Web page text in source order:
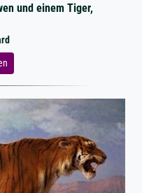
und einem Tiger,